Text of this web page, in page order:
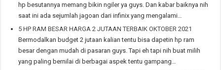
hp besutannya memang bikin ngiler ya guys. Dan kabar baiknya nih
saat ini ada sejumlah jagoan dari infinix yang mengalami…
5 HP RAM BESAR HARGA 2 JUTAAN TERBAIK OKTOBER 2021
Bermodalkan budget 2 jutaan kalian tentu bisa dapetin hp ram
besar dengan mudah di pasaran guys. Tapi eh tapi nih buat milih
yang paling bernilai di berbagai aspek tentu gampang…